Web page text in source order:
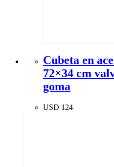
Cubeta en
72×34 cm
goma
USD 124